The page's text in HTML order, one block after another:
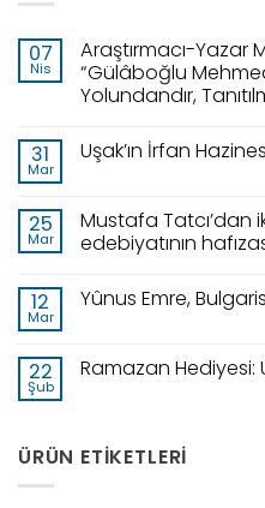
07
Nis
Araştırmacı-Yazar
“Gülâboğlu
Yolundandır,
31
Mar
Uşak’ın İrfan
25
Mar
Mustafa Tatcı’dan
edebiyatının
12
Mar
Yûnus Emre,
22
Şub
Ramazan Hediyesi:
ÜRÜN ETIKETLERI